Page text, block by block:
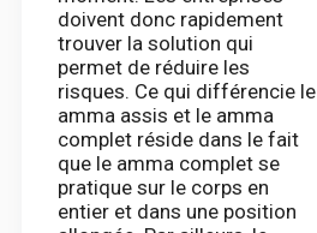
doivent donc rapidement
trouver la solution qui
permet de réduire les
risques. Ce qui différencie le
amma assis et le amma
complet réside dans le fait
que le amma complet se
pratique sur le corps en
entier et dans une position